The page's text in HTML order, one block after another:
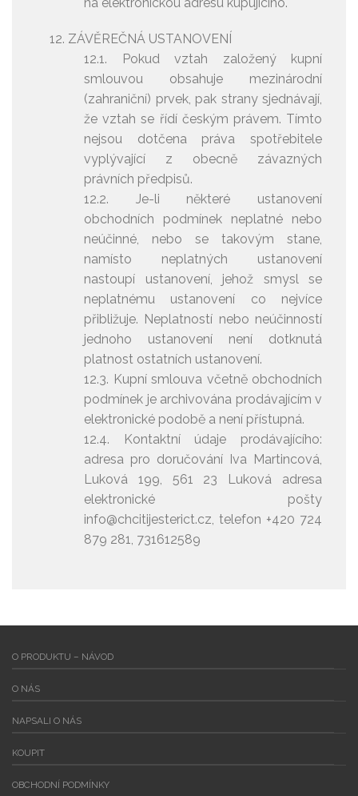
ZÁVĚREČNÁ USTANOVENÍ
12.1. Pokud vztah založený kupní
smlouvou obsahuje mezinárodní
(zahraniční) prvek, pak strany sjednávají,
že vztah se řídí českým právem. Tímto
nejsou dotčena práva spotřebitele
vyplývající z obecně závazných
právních předpisů.
12.2. Je-li některé ustanovení
obchodních podmínek neplatné nebo
neúčinné, nebo se takovým stane,
namísto neplatných ustanovení
nastoupí ustanovení, jehož smysl se
neplatnému ustanovení co nejvíce
přibližuje. Neplatností nebo neúčinností
jednoho ustanovení není dotknutá
platnost ostatních ustanovení.
12.3. Kupní smlouva včetně obchodních
podmínek je archivována prodávajícím v
elektronické podobě a není přístupná.
12.4. Kontaktní údaje prodávajícího:
adresa pro doručování Iva Martincová,
Luková 199, 561 23 Luková adresa
elektronické pošty
info@chcitijesterict.cz, telefon +420 724
879 281, 731612589
O PRODUKTU – NÁVOD
O NÁS
NAPSALI O NÁS
KOUPIT
OBCHODNÍ PODMÍNKY